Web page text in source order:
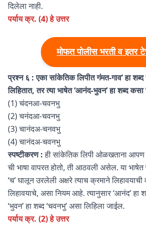
दिलेला नाही.
पर्याय क्र. (4) हे उत्तर
मोफत पोलीस भरती व इतर
प्रश्न ६ : एका सांकेतिक लिपीत गंमत-गाव’ हा शब्द
लिहितात, तर त्या भाषेत ‘आनंद-भुवन’ हा शब्द
(1) चंदनआ-चवनभु
(2) चनंदआ-चवनभु
(3) चानंदअ-चनवभु
(4) चानंदअ-चवनभु
स्पष्टीकरण :ही सांकेतिक लिपी ओळखताना आपण
ची भाषा वापरत होतो, ती आठवली असेल. या भाषेत
‘च’ घालून उरलेली अक्षरे त्याच क्रमाने
लिहावयाचे, असा नियम आहे. त्यानुसार ‘आनंद’ हा
‘भुवन’ हा शब्द ‘चवनभु’ असा लिहिला जाईल.
पर्याय क्र. (2) हे उत्तर